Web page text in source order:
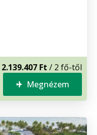
2.139.407 Ft / 2 fő-től
Megnézem